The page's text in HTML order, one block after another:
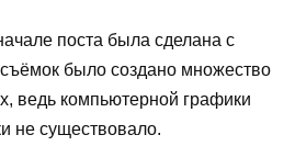
поста была сделана с
было создано множество
ведь компьютерной графики
не существовало.